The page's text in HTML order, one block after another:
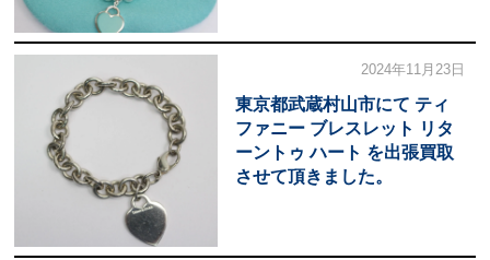
2024年11月23日
東京都武蔵村山市にて ティ
ファニー ブレスレット リタ
ーントゥ ハート を出張買取
させて頂きました。